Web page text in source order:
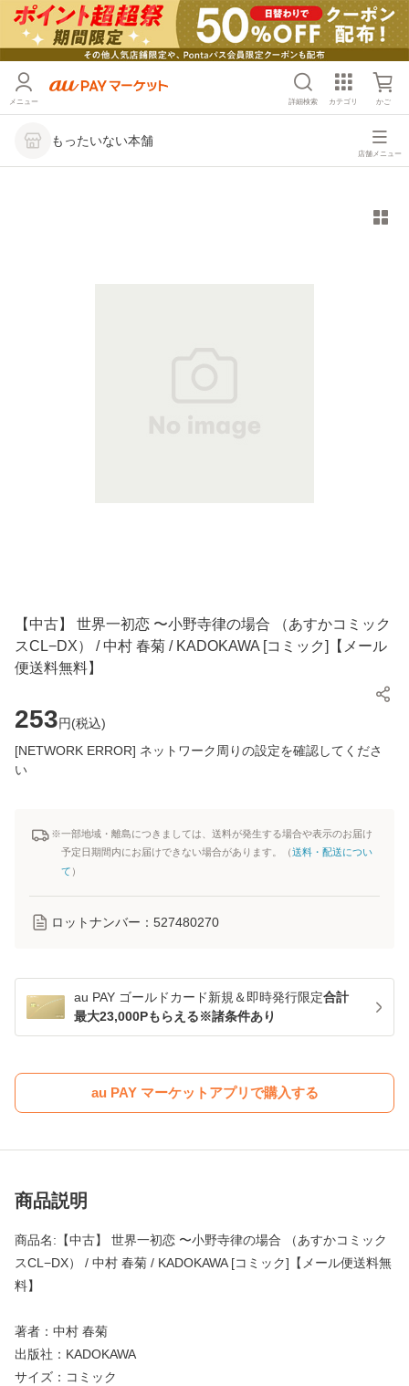
メニュー 詳細検索 カテゴリ かご
もったいない本舗
店舗メニュー
【中古】 世界一初恋 〜小野寺律の場合 （あすかコミック
スCL−DX） / 中村 春菊 / KADOKAWA [コミック]【メール
便送料無料】
253円(税込)
[NETWORK ERROR] ネットワーク周りの設定を確認してくださ
い
※一部地域・離島につきましては、送料が発生する場合や表示のお届け
予定日期間内にお届けできない場合があります。（送料・配送につい
て ）
ロットナンバー： 527480270
au PAY ゴールドカード新規＆即時発行限定合計
最大23,000Pもらえる※諸条件あり
au PAY マーケットアプリで購入する
商品説明
商品名:【中古】 世界一初恋 〜小野寺律の場合 （あすかコミック
スCL−DX） / 中村 春菊 / KADOKAWA [コミック]【メール便送料無
料】
著者：中村 春菊
出版社：KADOKAWA
サイズ：コミック